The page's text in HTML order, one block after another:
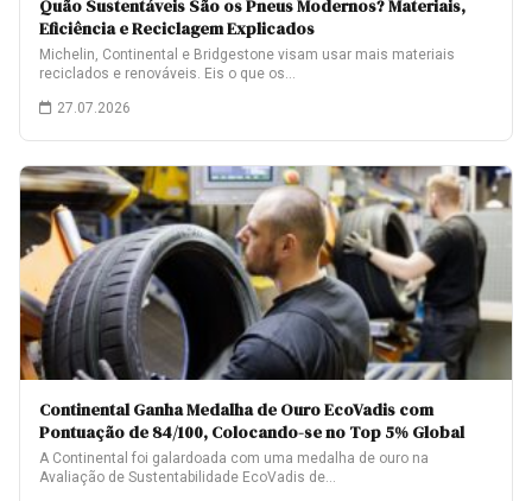
Quão Sustentáveis São os Pneus Modernos? Materiais,
Eficiência e Reciclagem Explicados
Michelin, Continental e Bridgestone visam usar mais materiais
reciclados e renováveis. Eis o que os…
27.07.2026
Continental Ganha Medalha de Ouro EcoVadis com
Pontuação de 84/100, Colocando-se no Top 5% Global
A Continental foi galardoada com uma medalha de ouro na
Avaliação de Sustentabilidade EcoVadis de…